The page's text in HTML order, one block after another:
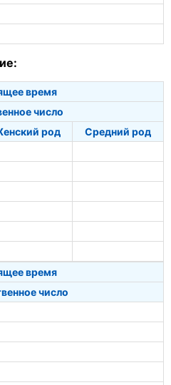
время
число
род
Средний род
время
число